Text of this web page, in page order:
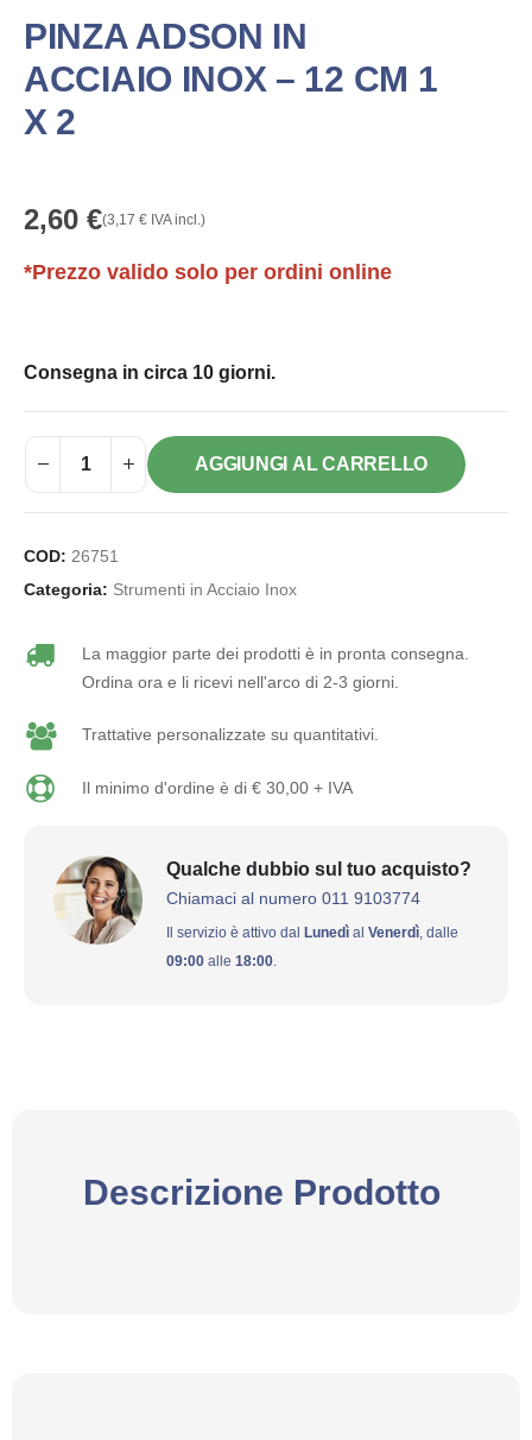
PINZA ADSON IN
ACCIAIO INOX – 12 CM 1
X 2
2,60 €(3,17 € IVA incl.)
*Prezzo valido solo per ordini online
Consegna in circa 10 giorni.
AGGIUNGI AL CARRELLO
COD: 26751
Categoria: Strumenti in Acciaio Inox
La maggior parte dei prodotti è in pronta consegna.
Ordina ora e li ricevi nell'arco di 2-3 giorni.
Trattative personalizzate su quantitativi.
Il minimo d'ordine è di € 30,00 + IVA
Qualche dubbio sul tuo acquisto?
Chiamaci al numero 011 9103774
Il servizio è attivo dal Lunedì al Venerdì, dalle
09:00 alle 18:00.
Descrizione Prodotto